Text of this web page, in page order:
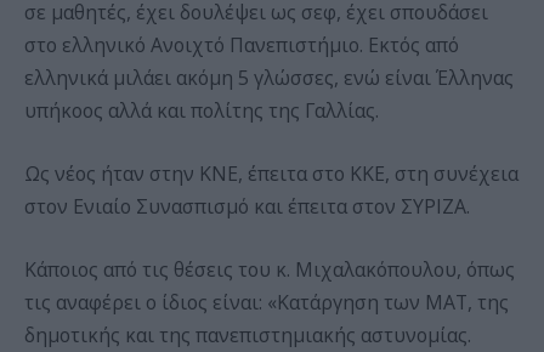
σε μαθητές, έχει δουλέψει ως σεφ, έχει σπουδάσει
στο ελληνικό Ανοιχτό Πανεπιστήμιο. Εκτός από
ελληνικά μιλάει ακόμη 5 γλώσσες, ενώ είναι Έλληνας
υπήκοος αλλά και πολίτης της Γαλλίας.
Ως νέος ήταν στην ΚΝΕ, έπειτα στο ΚΚΕ, στη συνέχεια
στον Ενιαίο Συνασπισμό και έπειτα στον ΣΥΡΙΖΑ.
Κάποιος από τις θέσεις του κ. Μιχαλακόπουλου, όπως
τις αναφέρει ο ίδιος είναι: «Κατάργηση των ΜΑΤ, της
δημοτικής και της πανεπιστημιακής αστυνομίας.